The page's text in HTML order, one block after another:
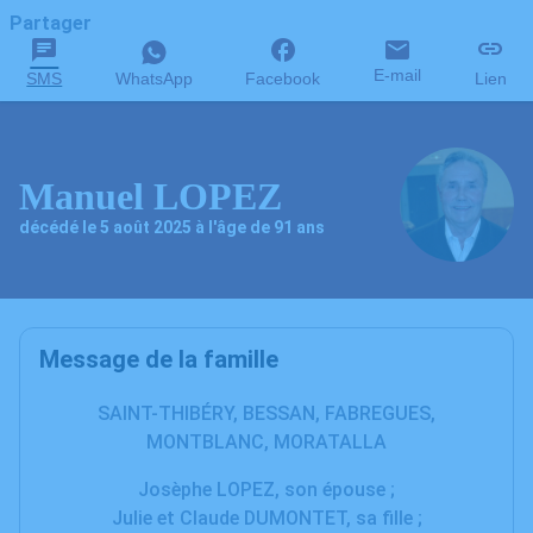
Partager
SMS WhatsApp Facebook E-mail Lien
Manuel LOPEZ
décédé le 5 août 2025 à l'âge de 91 ans
Message de la famille
SAINT-THIBÉRY, BESSAN, FABREGUES,
MONTBLANC, MORATALLA
Josèphe LOPEZ, son épouse ;
Julie et Claude DUMONTET, sa fille ;